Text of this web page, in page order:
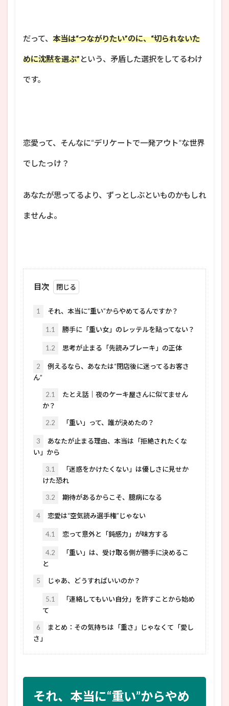
だって、 本当は“つながりたい”のに、“切られないた
めに沈黙を選ぶ”という、矛盾した選択をしてるわけ
です。
恋愛って、そんなに“デリケートで一発アウト”な世界
でしたっけ？
あなたが思ってるより、ずっとしぶといものかもしれ
ませんよ。
目次
1 それ、本当に“重い”からやめてるんですか？
1.1 勝手に「重い女」のレッテルを貼ってない？
1.2 思考が止まる「先読みブレーキ」の正体
2
例えるなら、あなたは“閉店後に迷ってるお客さ
ん”
2.1
たとえ話｜夜のケーキ屋さんに似てません
か？
2.2 「重い」って、誰が決めたの？
3
あなたが止まる理由、本当は「拒絶されたくな
い」から
3.1
「迷惑をかけたくない」は優しさに見せか
けた恐れ
3.2 期待があるからこそ、臆病になる
4 恋愛は“空気読み選手権”じゃない
4.1 恋って意外と「鈍感力」が味方する
4.2
「重い」は、受け取る側が勝手に決めるこ
と
5 じゃあ、どうすればいいのか？
5.1
「連絡してもいい自分」を許すことから始め
て
6
まとめ：その気持ちは「重さ」じゃなくて「愛し
さ」
それ、本当に“重い”からやめ